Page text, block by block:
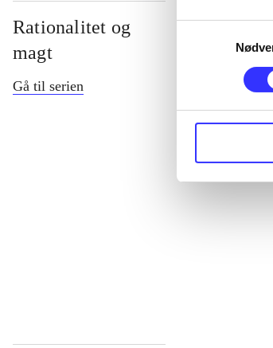
Rationalitet og
magt
Gå til serien